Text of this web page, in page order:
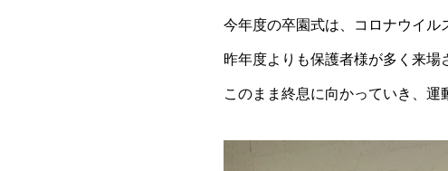
今年度の卒園式は、コロナウイル
昨年度よりも保護者様が多く来場
このまま終息に向かっていき、運